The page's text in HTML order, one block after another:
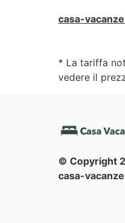
casa-
* La tariffa
vedere il
© Copyright
casa-